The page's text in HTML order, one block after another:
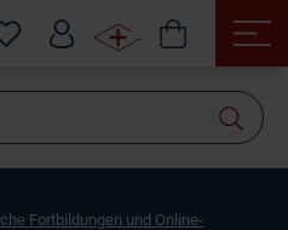
Fortbildungen und Online-
suchen